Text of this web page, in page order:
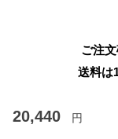
ご注
送料は
20,440 円